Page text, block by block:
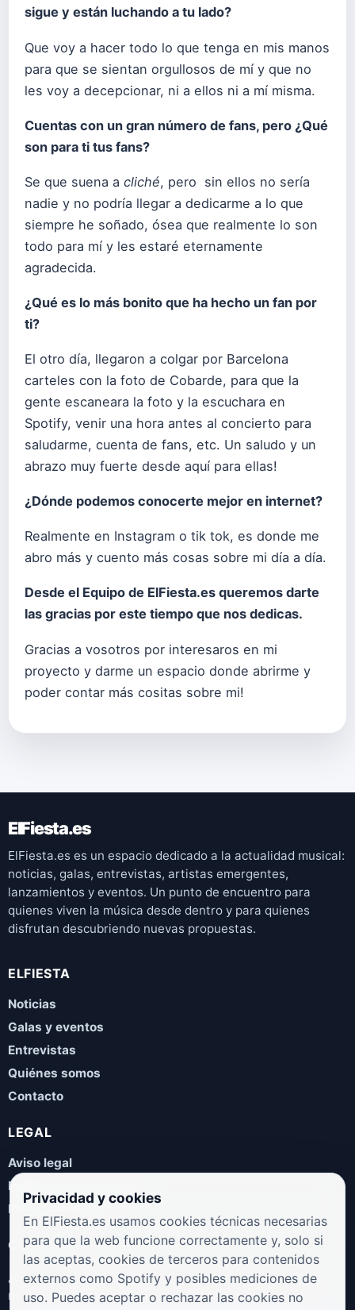
sigue y están luchando a tu lado?
Que voy a hacer todo lo que tenga en mis manos
para que se sientan orgullosos de mí y que no
les voy a decepcionar, ni a ellos ni a mí misma.
Cuentas con un gran número de fans, pero ¿Qué
son para ti tus fans?
Se que suena a cliché, pero sin ellos no sería
nadie y no podría llegar a dedicarme a lo que
siempre he soñado, ósea que realmente lo son
todo para mí y les estaré eternamente
agradecida.
¿Qué es lo más bonito que ha hecho un fan por
ti?
El otro día, llegaron a colgar por Barcelona
carteles con la foto de Cobarde, para que la
gente escaneara la foto y la escuchara en
Spotify, venir una hora antes al concierto para
saludarme, cuenta de fans, etc. Un saludo y un
abrazo muy fuerte desde aquí para ellas!
¿Dónde podemos conocerte mejor en internet?
Realmente en Instagram o tik tok, es donde me
abro más y cuento más cosas sobre mi día a día.
Desde el Equipo de ElFiesta.es queremos darte
las gracias por este tiempo que nos dedicas.
Gracias a vosotros por interesaros en mi
proyecto y darme un espacio donde abrirme y
poder contar más cositas sobre mi!
ElFiesta.es
ElFiesta.es es un espacio dedicado a la actualidad musical:
noticias, galas, entrevistas, artistas emergentes,
lanzamientos y eventos. Un punto de encuentro para
quienes viven la música desde dentro y para quienes
disfrutan descubriendo nuevas propuestas.
ELFIESTA
Noticias
Galas y eventos
Entrevistas
Quiénes somos
Contacto
LEGAL
Aviso legal
Política de privacidad
Política de cookies
COLABORA
¿Eres artista, manager, sello o promotor? Envíanos tus
novedades, galas, entrevistas o propuestas musicales.
Privacidad y cookies
En ElFiesta.es usamos cookies técnicas necesarias
para que la web funcione correctamente y, solo si
las aceptas, cookies de terceros para contenidos
externos como Spotify y posibles mediciones de
uso. Puedes aceptar o rechazar las cookies no